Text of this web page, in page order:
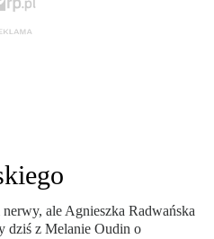
ale Agnieszka Radwańska
dziś z Melanie Oudin o